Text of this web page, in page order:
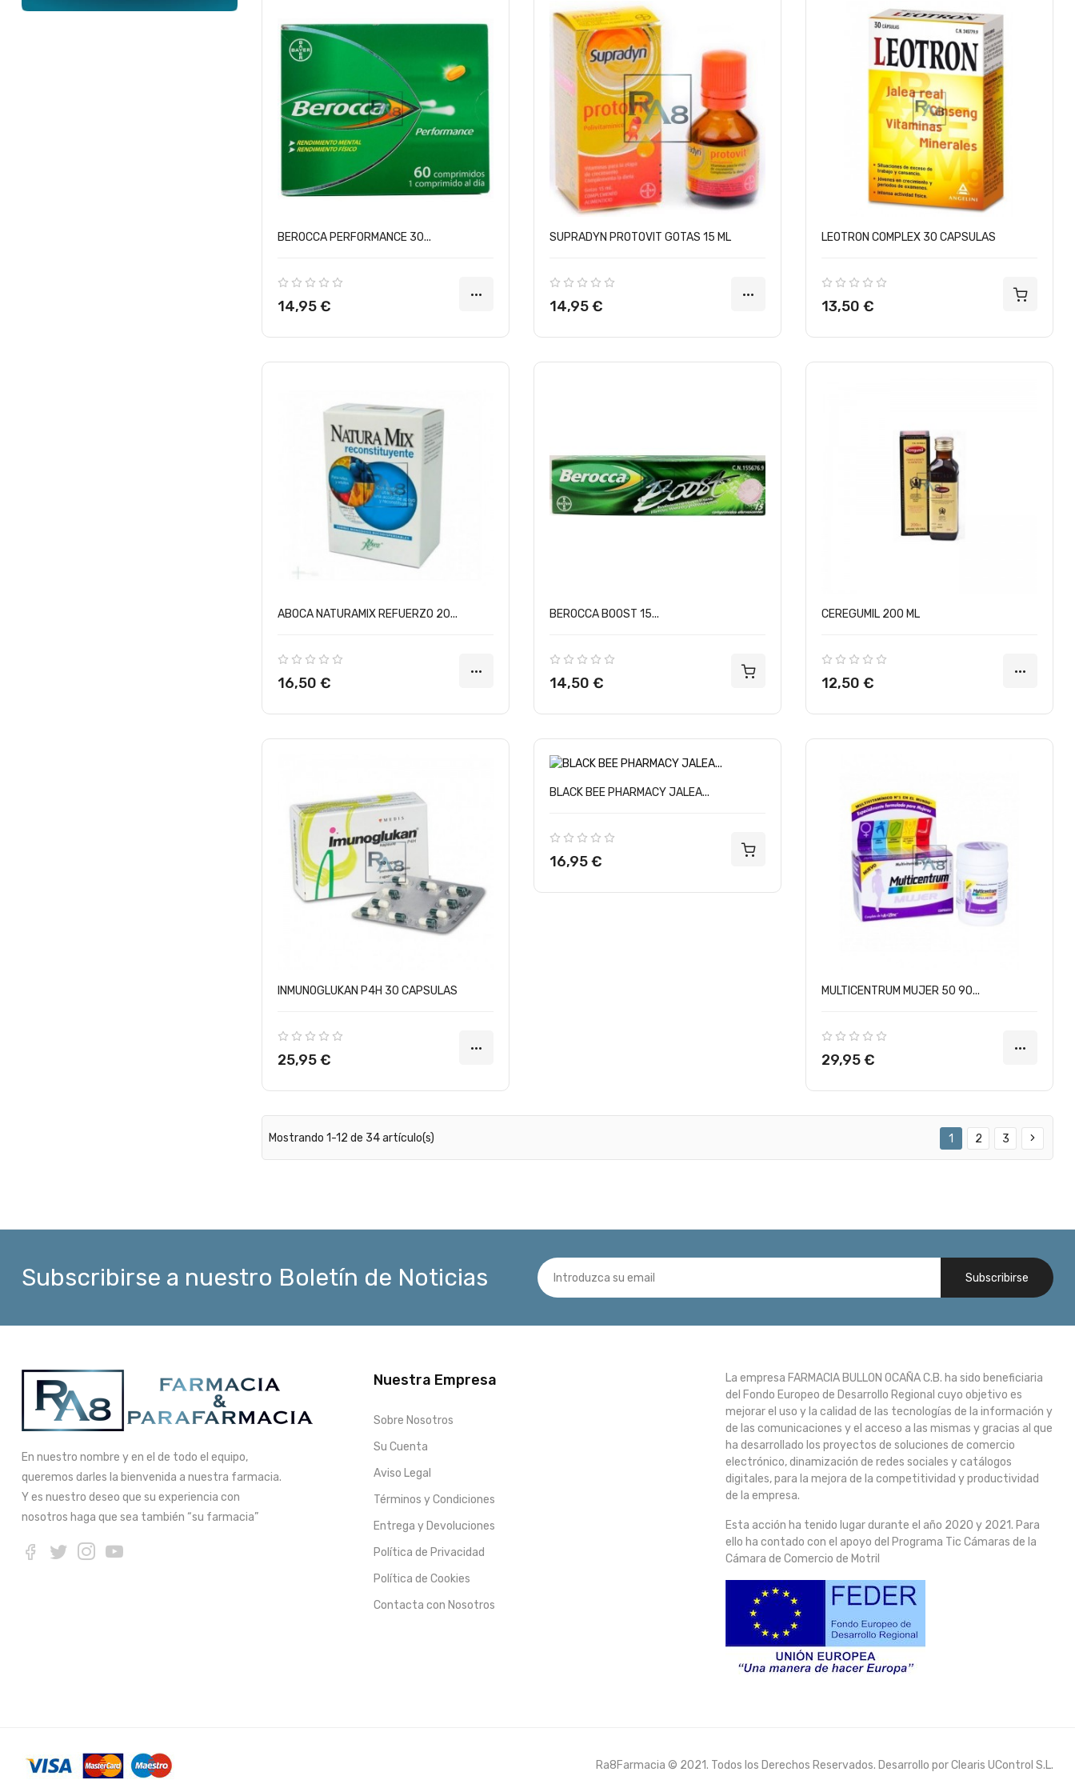
BEROCCA PERFORMANCE 30...
Precio
14,95 €
SUPRADYN PROTOVIT GOTAS 15 ML
Precio
14,95 €
LEOTRON COMPLEX 30 CAPSULAS
Precio
13,50 €
ABOCA NATURAMIX REFUERZO 20...
Precio
16,50 €
BEROCCA BOOST 15...
Precio
14,50 €
CEREGUMIL 200 ML
Precio
12,50 €
INMUNOGLUKAN P4H 30 CAPSULAS
Precio
25,95 €
BLACK BEE PHARMACY JALEA...
Precio
16,95 €
MULTICENTRUM MUJER 50 90...
Precio
29,95 €
Mostrando 1-12 de 34 artículo(s) 1 2 3
Subscribirse a nuestro Boletín de Noticias Subscribirse
En nuestro nombre y en el de todo el equipo,
queremos darles la bienvenida a nuestra farmacia.
Y es nuestro deseo que su experiencia con
nosotros haga que sea también “su farmacia”
Nuestra Empresa
Sobre Nosotros
Su Cuenta
Aviso Legal
Términos y Condiciones
Entrega y Devoluciones
Política de Privacidad
Política de Cookies
Contacta con Nosotros
La empresa FARMACIA BULLON OCAÑA C.B. ha sido beneficiaria
del Fondo Europeo de Desarrollo Regional cuyo objetivo es
mejorar el uso y la calidad de las tecnologías de la información y
de las comunicaciones y el acceso a las mismas y gracias al que
ha desarrollado los proyectos de soluciones de comercio
electrónico, dinamización de redes sociales y catálogos
digitales, para la mejora de la competitividad y productividad
de la empresa.
Esta acción ha tenido lugar durante el año 2020 y 2021. Para
ello ha contado con el apoyo del Programa Tic Cámaras de la
Cámara de Comercio de Motril
Ra8Farmacia © 2021. Todos los Derechos Reservados. Desarrollo por Clearis UControl S.L.